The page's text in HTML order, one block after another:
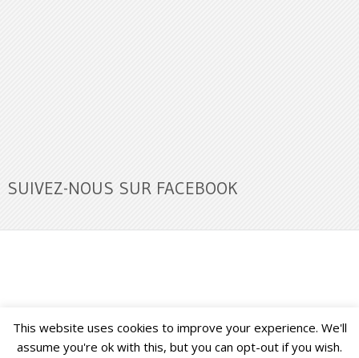
SUIVEZ-NOUS SUR FACEBOOK
Buzz Ultra Copyright © 2026. Back to Top ↑
This website uses cookies to improve your experience. We'll
assume you're ok with this, but you can opt-out if you wish.